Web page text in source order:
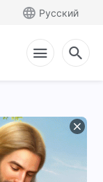
Русский